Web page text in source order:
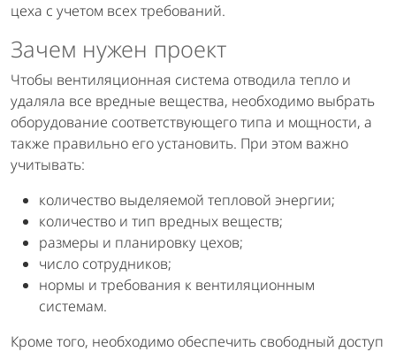
цеха с учетом всех требований.
Зачем нужен проект
Чтобы вентиляционная система отводила тепло и
удаляла все вредные вещества, необходимо выбрать
оборудование соответствующего типа и мощности, а
также правильно его установить. При этом важно
учитывать:
количество выделяемой тепловой энергии;
количество и тип вредных веществ;
размеры и планировку цехов;
число сотрудников;
нормы и требования к вентиляционным
системам.
Кроме того, необходимо обеспечить свободный доступ